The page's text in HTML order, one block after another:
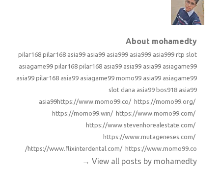
About mohamedty
pilar168 pilar168 asia99 asia99 asia999 asia999 asia999 rtp slot
asiagame99 pilar168 pilar168 asia99 asia99 asia99 asiagame99
asia99 pilar168 asia99 asiagame99 momo99 asia99 asiagame99
slot dana asia99 bos918 asia99
asia99https://www.momo99.co/ https://momo99.org/
https://momo99.win/ https://www.momo99.com/
https://www.stevenhorealestate.com/
https://www.mutageneses.com/
https://www.flixinterdental.com/ https://www.momo99.co/
View all posts by mohamedty
→